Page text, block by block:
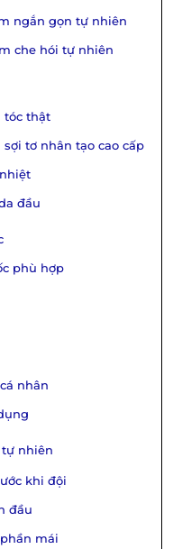
ngắn gọn tự nhiên
che hói tự nhiên
tóc thật
tơ nhân tạo cao cấp
đầu
phù hợp
nhân
tự nhiên
khi đội
đầu
mái